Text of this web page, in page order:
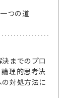
つの道
までのプロ
理的思考法
対処方法に